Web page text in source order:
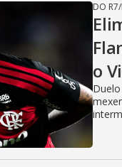
DO R7/
o